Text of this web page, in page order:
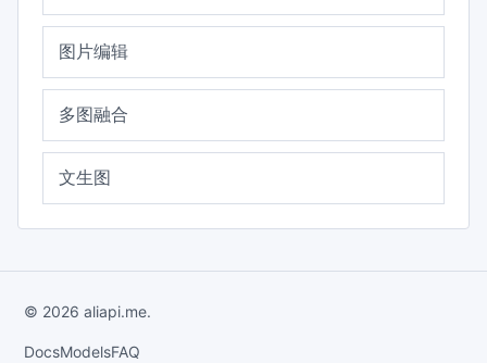
图片编辑
多图融合
文生图
© 2026 aliapi.me.
DocsModelsFAQ